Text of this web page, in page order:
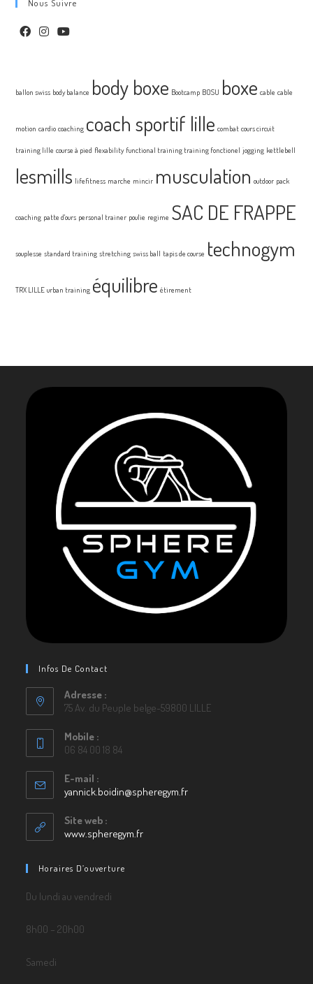
Nous Suivre
ballon swiss body balance body boxe Bootcamp BOSU boxe cable cable
motion cardio coaching coach sportif lille combat cours circuit
training lille course à pied flexability functional training training fonctionel jogging kettlebell
lesmills lifefitness marche mincir musculation outdoor pack
coaching patte d'ours personal trainer poulie regime SAC DE FRAPPE
souplesse standard training stretching swiss ball tapis de course technogym
TRX LILLE urban training équilibre étirement
Infos De Contact
Adresse :
75 Av. du Peuple belge-59800 LILLE
Mobile :
06 84 00 18 84
E-mail :
yannick.boidin@spheregym.fr
Site web :
www.spheregym.fr
Horaires D’ouverture
Du lundi au vendredi
8h00 – 20h00
Samedi